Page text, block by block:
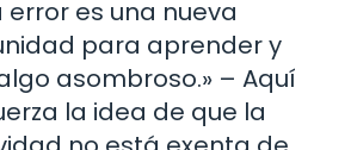
error es una nueva
para aprender y
asombroso.» – Aquí
la idea de que la